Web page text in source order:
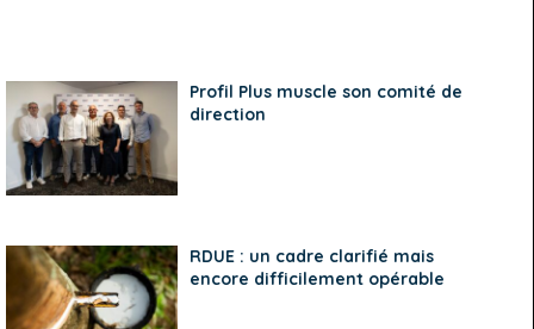
Profil Plus muscle son comité de
direction
RDUE : un cadre clarifié mais
encore difficilement opérable